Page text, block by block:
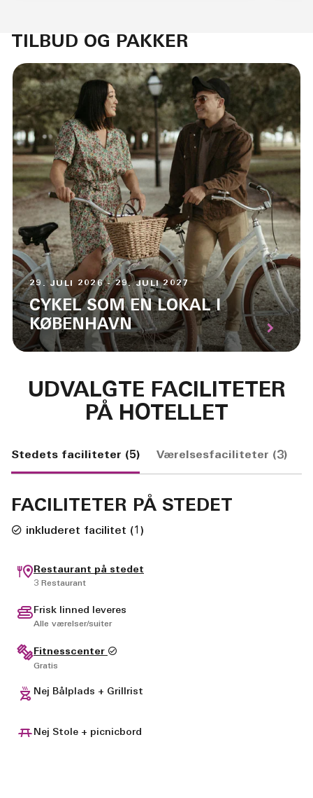
TILBUD OG PAKKER
29. JULI 2026 - 29. JULI 2027
CYKEL SOM EN LOKAL I
KØBENHAVN
UDVALGTE FACILITETER
PÅ HOTELLET
Stedets faciliteter (5) Værelsesfaciliteter (3)
FACILITETER PÅ STEDET
inkluderet facilitet (1 )
Restaurant på stedet
3 Restaurant
Frisk linned leveres
Alle værelser/suiter
Fitnesscenter
Gratis
Nej Bålplads + Grillrist
Nej Stole + picnicbord